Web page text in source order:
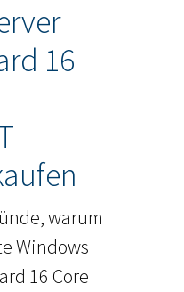
16
warum
Windows
16 Core